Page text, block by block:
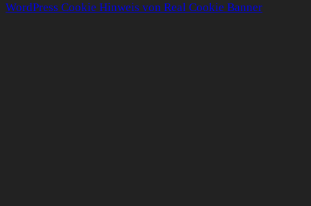
WordPress Cookie Hinweis von Real Cookie Banner